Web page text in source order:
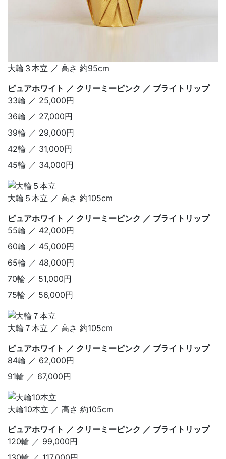
大輪３本立 ／ 高さ 約95cm
ピュアホワイト ／ クリーミーピンク ／ ブライトリップ
33輪 ／ 25,000円
36輪 ／ 27,000円
39輪 ／ 29,000円
42輪 ／ 31,000円
45輪 ／ 34,000円
大輪５本立 ／ 高さ 約105cm
ピュアホワイト ／ クリーミーピンク ／ ブライトリップ
55輪 ／ 42,000円
60輪 ／ 45,000円
65輪 ／ 48,000円
70輪 ／ 51,000円
75輪 ／ 56,000円
大輪７本立 ／ 高さ 約105cm
ピュアホワイト ／ クリーミーピンク ／ ブライトリップ
84輪 ／ 62,000円
91輪 ／ 67,000円
大輪10本立 ／ 高さ 約105cm
ピュアホワイト ／ クリーミーピンク ／ ブライトリップ
120輪 ／ 99,000円